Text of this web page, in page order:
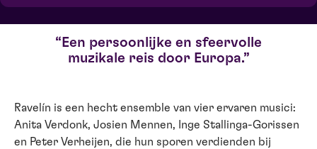
Een persoonlijke en sfeervolle
muzikale reis door Europa.
Ravelín is een hecht ensemble van vier ervaren musici:
Anita Verdonk, Josien Mennen, Inge Stallinga-Gorissen
en Peter Verheijen, die hun sporen verdienden bij